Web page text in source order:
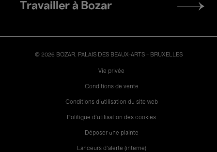
Travailler à Bozar
© 2026 BOZAR. PALAIS DES BEAUX-ARTS - BRUXELLES
Vie privée
Conditions de vente
Conditions d'utilisation du site web
Politique d'utilisation des cookies
Déposer une plainte
Lanceurs d’alerte (interne)